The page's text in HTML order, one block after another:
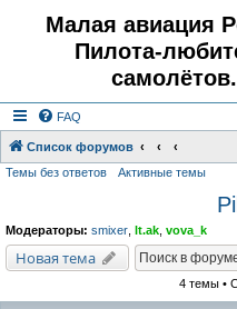
Малая авиация
Пилота-
FAQ
Список форумов
Темы без ответов Активные темы
Модераторы: smixer lt.ak vova_k
Новая тема
4 темы •